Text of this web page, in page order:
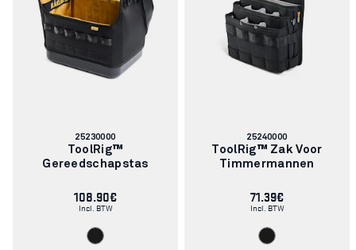
Artikelnummer:
25230000
ToolRig™
Gereedschapstas
108.90€
Incl. BTW
Artikelnummer:
25240000
ToolRig™ Zak Voor
Timmermannen
71.39€
Incl. BTW